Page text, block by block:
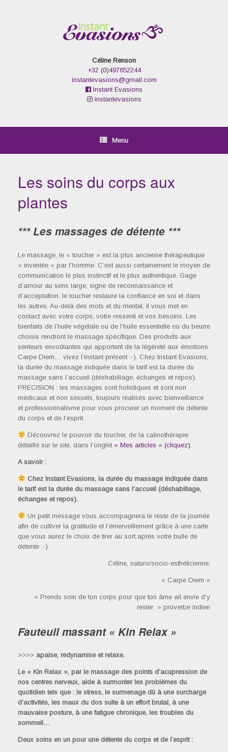
Céline Renson
+32 (0)497652244
instantevasions@gmail.com
Instant Evasions
instantevasions
Menu
Les soins du corps aux
plantes
*** Les massages de détente ***
Le massage, le « toucher » est la plus ancienne thérapeutique
« inventée » par l’homme. C’est aussi certainement le moyen de
communication le plus instinctif et le plus authentique. Gage
d’amour au sens large, signe de reconnaissance et
d’acceptation, le toucher restaure la confiance en soi et dans
les autres. Au-delà des mots et du mental, il vous met en
contact avec votre corps, votre ressenti et vos besoins. Les
bienfaits de l’huile végétale ou de l’huile essentielle ou du beurre
choisis rendront le massage spécifique. Des produits aux
senteurs envoûtantes qui apportent de la légèreté aux émotions.
Carpe Diem… vivez l’instant présent :-). Chez Instant Evasions,
la durée du massage indiquée dans le tarif est la durée du
massage sans l’accueil (déshabillage, échanges et repos).
PRECISION : les massages sont holistiques et sont non
médicaux et non sexuels, toujours réalisés avec bienveillance
et professionnalisme pour vous procurer un moment de détente
du corps et de l’esprit.
Découvrez le pouvoir du toucher, de la calinothérapie
détaillé sur le site, dans l’onglet « Mes articles » (cliquez)
A savoir :
Chez Instant Evasions, la durée du massage indiquée dans
le tarif est la durée du massage sans l’accueil (déshabillage,
échanges et repos).
Un petit message vous accompagnera le reste de la journée
afin de cultiver la gratitude et l’émerveillement grâce à une carte
que vous aurez le choix de tirer au sort après votre bulle de
détente :-).
Céline, naturo/socio-esthéticienne,
« Carpe Diem »
» Prends soin de ton corps pour que ton âme ait envie d’y
rester » proverbe indien
Fauteuil massant « Kin Relax »
>>>> apaise, redynamise et relaxe.
Le « Kin Relax », par le massage des points d’acupression de
nos centres nerveux, aide à surmonter les problèmes du
quotidien tels que : le stress, le surmenage dû à une surcharge
d’activités, les maux du dos suite à un effort brutal, à une
mauvaise posture, à une fatigue chronique, les troubles du
sommeil…
Deux soins en un pour une détente du corps et de l’esprit :